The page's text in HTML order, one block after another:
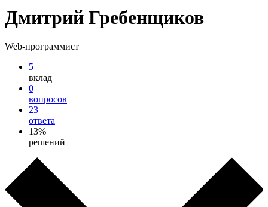
Дмитрий Гребенщиков
Web-программист
5
вклад
0
вопросов
23
ответа
13%
решений